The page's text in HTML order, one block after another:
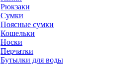
Рюкзаки
Сумки
Поясные сумки
Кошельки
Носки
Перчатки
Бутылки для воды